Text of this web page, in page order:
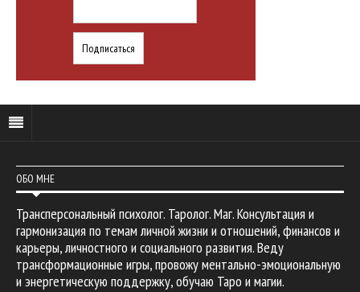
ОБО МНЕ
Трансперсональный психолог. Таролог. Маг. Консультация и
гармонизация по темам личной жизни и отношений, финансов и
карьеры, личностного и социального развития. Веду
трансформационные игры, провожу ментально-эмоциональную
и энергетическую поддержку, обучаю Таро и магии.